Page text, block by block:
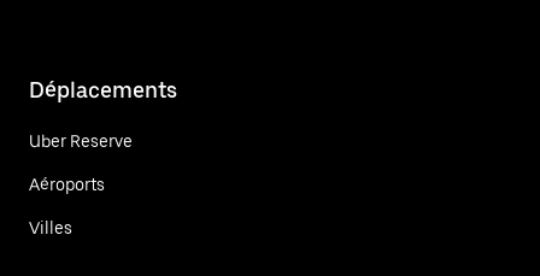
Déplacements
Uber Reserve
Aéroports
Villes